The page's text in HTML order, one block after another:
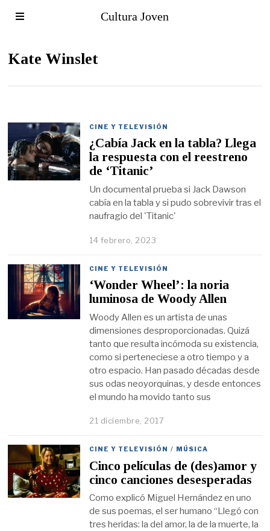
Cultura Joven
Kate Winslet
CINE Y TELEVISIÓN
¿Cabía Jack en la tabla? Llega
la respuesta con el reestreno
de ‘Titanic’
Un documental prueba si Jack Dawson
cabía en la tabla y si pudo sobrevivir tras el
naufragio del 'Titanic'
14 febrero, 2023
CINE Y TELEVISIÓN
‘Wonder Wheel’: la noria
luminosa de Woody Allen
Woody Allen es un artista de unas
dimensiones desproporcionadas. Quizá
tanto que resulta incómoda su existencia,
como si perteneciese a otro tiempo y a
otro espacio. Han pasado décadas desde
sus odas neoyorquinas, y desde entonces
el mundo ha movido tanto sus
21 diciembre, 2017
CINE Y TELEVISIÓN / MÚSICA
Cinco películas de (des)amor y
cinco canciones desesperadas
Como explicó Miguel Hernández en uno
de sus poemas, el ser humano “Llegó con
tres heridas: la del amor, la de la muerte, la